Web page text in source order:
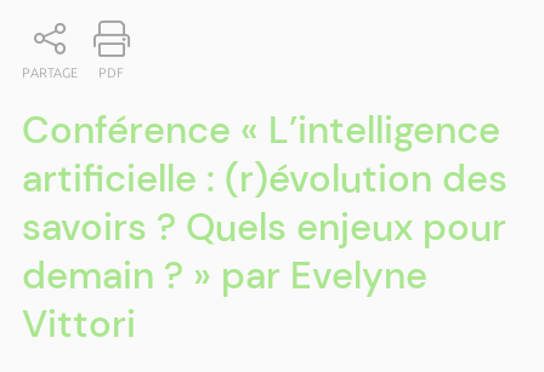
PARTAGE PDF
Conférence « L’intelligence
artificielle : (r)évolution des
savoirs ? Quels enjeux pour
demain ? » par Evelyne
Vittori